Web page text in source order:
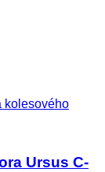
kolesového
Ursus C-